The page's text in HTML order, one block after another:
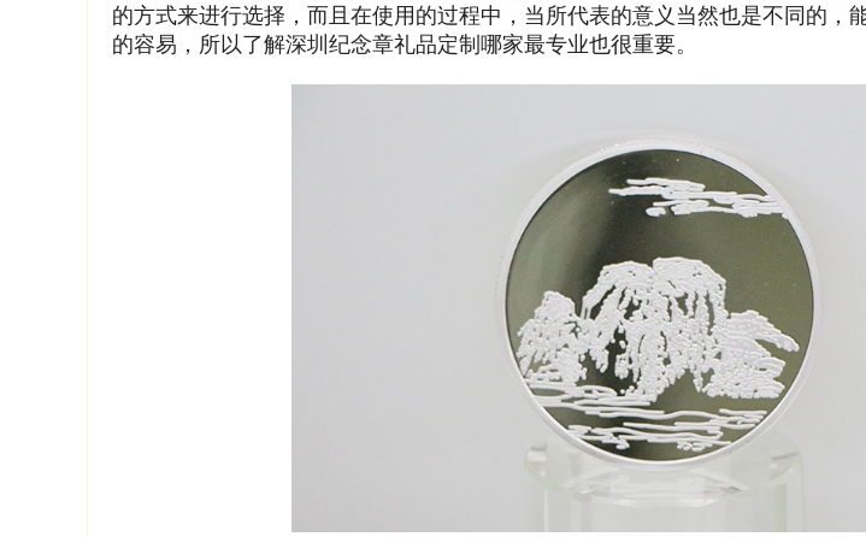
的方式来进行选择，而且在使用的过程中，当所代表的意义当然也是不同的，
的容易，所以了解深圳纪念章礼品定制哪家最专业也很重要。